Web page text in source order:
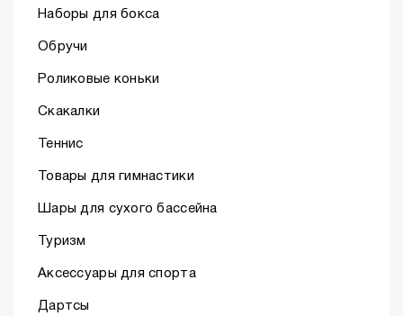
Наборы для бокса
Обручи
Роликовые коньки
Скакалки
Теннис
Товары для гимнастики
Шары для сухого бассейна
Туризм
Аксессуары для спорта
Дартсы